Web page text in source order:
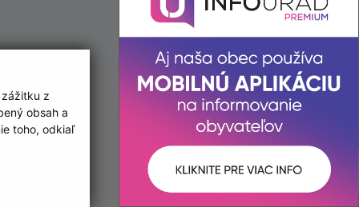
z
obsah a
toho, odkiaľ
info@kosickanovaves.sk
+421 55 333 73 10
IČO: 00 690 996